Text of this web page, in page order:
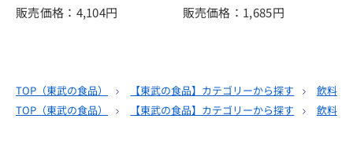
販売価格：4,104円 販売価格：1,685円
TOP（東武の食品） 【東武の食品】カテゴリーから探す
飲料
TOP（東武の食品） 【東武の食品】カテゴリーから探す 飲料